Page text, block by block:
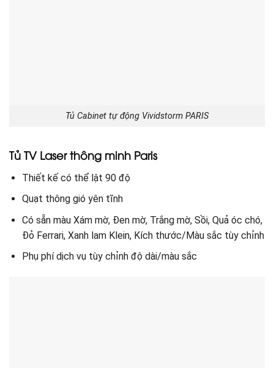
Tủ Cabinet tự động Vividstorm PARIS
Tủ TV Laser thông minh Paris
Thiết kế có thể lật 90 độ
Quạt thông gió yên tĩnh
Có sẵn màu Xám mờ, Đen mờ, Trắng mờ, Sồi, Quả óc chó,
Đỏ Ferrari, Xanh lam Klein, Kích thước/Màu sắc tùy chỉnh
Phụ phí dịch vụ tùy chỉnh độ dài/màu sắc